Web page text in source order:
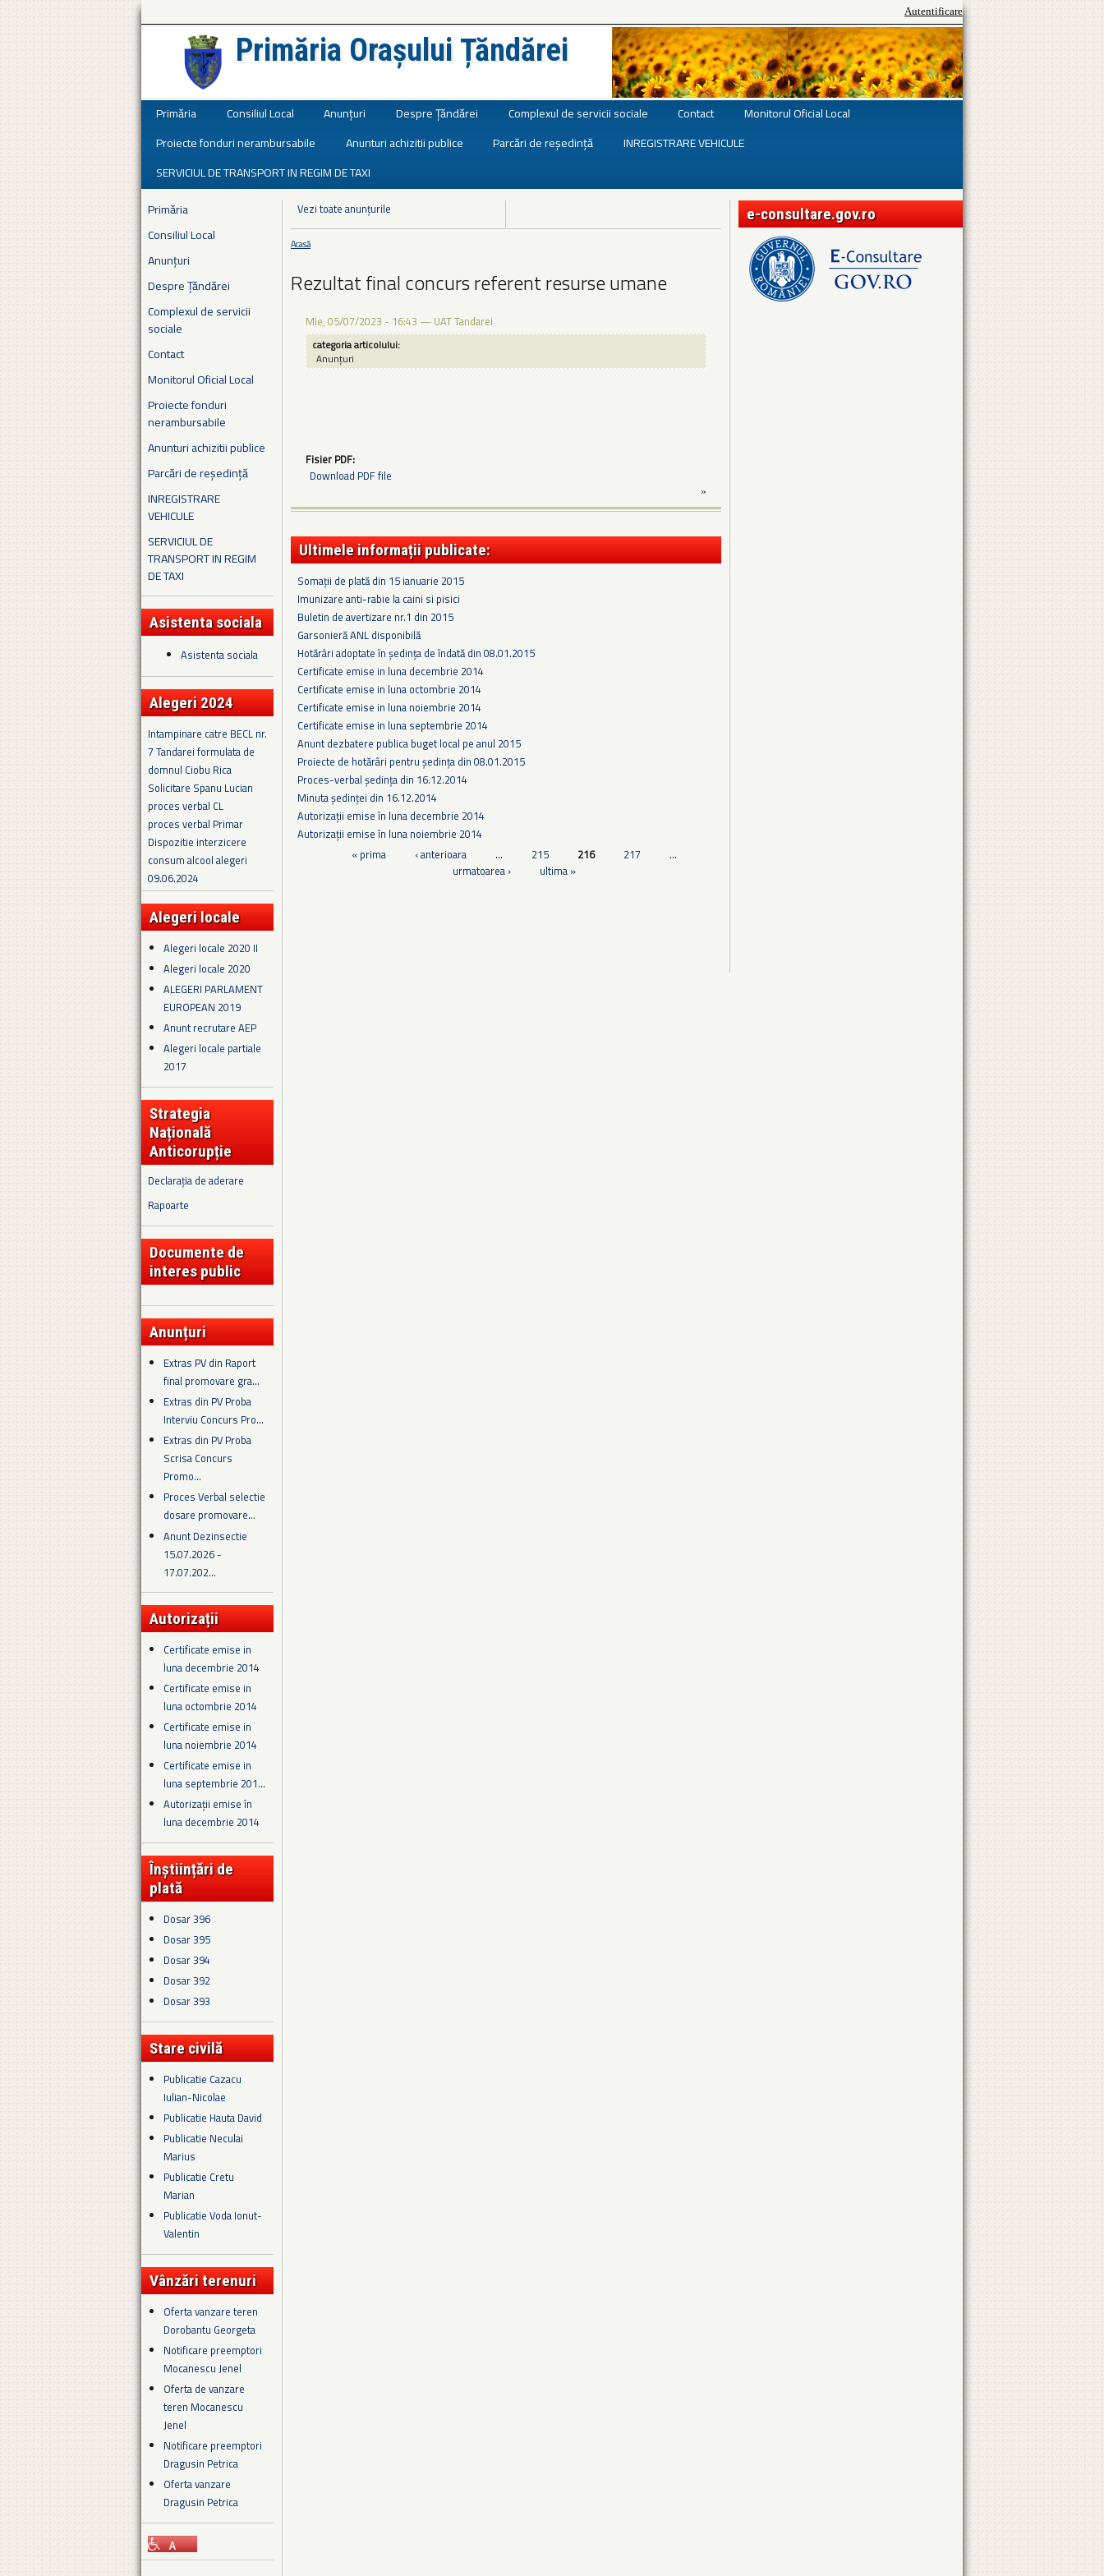
Autentificare
Primăria Orașului Țăndărei
Primăria Consiliul Local Anunțuri Despre Țăndărei Complexul de servicii sociale Contact
Monitorul Oficial Local
Proiecte fonduri nerambursabile
Anunturi achizitii publice Parcări de reședință
INREGISTRARE VEHICULE
SERVICIUL DE TRANSPORT IN REGIM DE TAXI
Primăria
Consiliul Local
Anunțuri
Despre Țăndărei
Complexul de servicii
sociale
Contact
Monitorul Oficial Local
Proiecte fonduri
nerambursabile
Anunturi achizitii publice
Parcări de reședință
INREGISTRARE
VEHICULE
SERVICIUL DE
TRANSPORT IN REGIM
DE TAXI
Asistenta sociala
Asistenta sociala
Alegeri 2024
Intampinare catre BECL nr.
7 Tandarei formulata de
domnul Ciobu Rica
Solicitare Spanu Lucian
proces verbal CL
proces verbal Primar
Dispozitie interzicere
consum alcool alegeri
09.06.2024
Alegeri locale
Alegeri locale 2020 II
Alegeri locale 2020
ALEGERI PARLAMENT
EUROPEAN 2019
Anunt recrutare AEP
Alegeri locale partiale
2017
Strategia
Națională
Anticorupție
Declarația de aderare
Rapoarte
Documente de
interes public
Anunțuri
Extras PV din Raport
final promovare gra...
Extras din PV Proba
Interviu Concurs Pro...
Extras din PV Proba
Scrisa Concurs
Promo...
Proces Verbal selectie
dosare promovare...
Anunt Dezinsectie
15.07.2026 -
17.07.202...
Autorizații
Certificate emise in
luna decembrie 2014
Certificate emise in
luna octombrie 2014
Certificate emise in
luna noiembrie 2014
Certificate emise in
luna septembrie 201...
Autorizații emise în
luna decembrie 2014
Înștiințări de
plată
Dosar 396
Dosar 395
Dosar 394
Dosar 392
Dosar 393
Stare civilă
Publicatie Cazacu
Iulian-Nicolae
Publicatie Hauta David
Publicatie Neculai
Marius
Publicatie Cretu
Marian
Publicatie Voda Ionut-
Valentin
Vânzări terenuri
Oferta vanzare teren
Dorobantu Georgeta
Notificare preemptori
Mocanescu Jenel
Oferta de vanzare
teren Mocanescu
Jenel
Notificare preemptori
Dragusin Petrica
Oferta vanzare
Dragusin Petrica
Vezi toate anunțurile
Eşti aici
Acasă
Rezultat final concurs referent resurse umane
Mie, 05/07/2023 - 16:43 — UAT Tandarei
categoria articolului:
Anunțuri
Fisier PDF:
Download PDF file
»
Ultimele informații publicate:
Somații de plată din 15 ianuarie 2015
Imunizare anti-rabie la caini si pisici
Buletin de avertizare nr.1 din 2015
Garsonieră ANL disponibilă
Hotărâri adoptate în ședința de îndată din 08.01.2015
Certificate emise in luna decembrie 2014
Certificate emise in luna octombrie 2014
Certificate emise in luna noiembrie 2014
Certificate emise in luna septembrie 2014
Anunt dezbatere publica buget local pe anul 2015
Proiecte de hotărâri pentru ședința din 08.01.2015
Proces-verbal şedinţa din 16.12.2014
Minuta şedinţei din 16.12.2014
Autorizații emise în luna decembrie 2014
Autorizații emise în luna noiembrie 2014
« prima ‹ anterioara … 215 216 217
…
urmatoarea ›
ultima »
e-consultare.gov.ro